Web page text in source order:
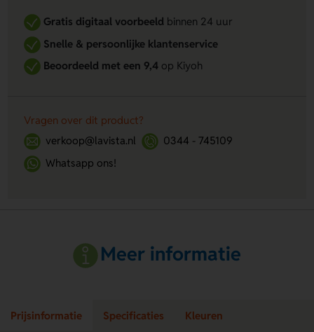
Gratis digitaal voorbeeldbinnen 24 uur
Snelle & persoonlijke klantenservice
Beoordeeld met een 9,4op Kiyoh
Vragen over dit product?
verkoop@lavista.nl
0344 - 745109
Whatsapp ons!
Meer informatie
Prijsinformatie Specificaties Kleuren